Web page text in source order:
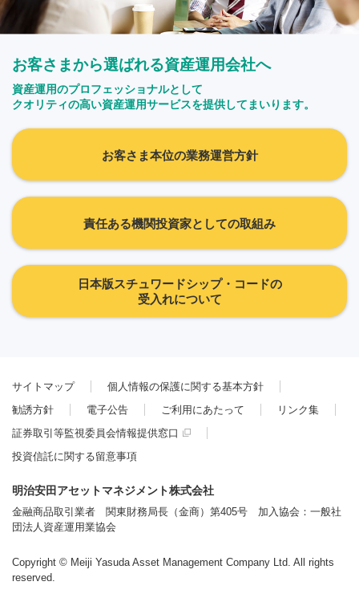
お客さまから選ばれる資産運用会社へ
資産運用のプロフェッショナルとして
クオリティの高い資産運用サービスを提供してまいります。
お客さま本位の業務運営方針
責任ある機関投資家としての取組み
日本版スチュワードシップ・コードの
受入れについて
サイトマップ
個人情報の保護に関する基本方針
勧誘方針
電子公告 ご利用にあたって
リンク集
証券取引等監視委員会情報提供窓口
投資信託に関する留意事項
明治安田アセットマネジメント株式会社
金融商品取引業者 関東財務局長（金商）第405号 加入協会：一般社
団法人資産運用業協会
Copyright © Meiji Yasuda Asset Management Company Ltd. All rights
reserved.